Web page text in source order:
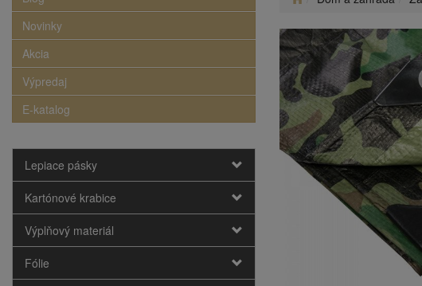
Novinky
Akcia
Výpredaj
E-katalog
Lepiace pásky
Kartónové krabice
Výplňový materiál
Fólie